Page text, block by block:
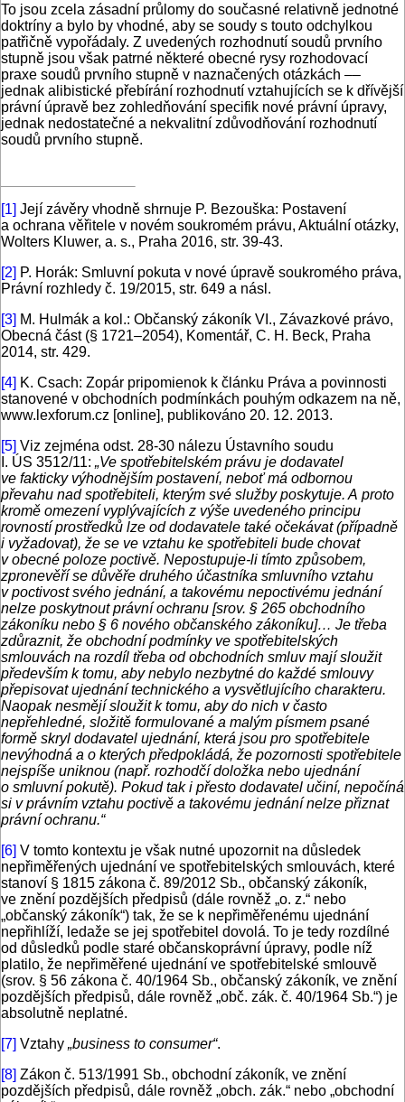
To jsou zcela zásadní průlomy do současné relativně jednotné
doktríny a bylo by vhodné, aby se soudy s touto odchylkou
patřičně vypořádaly. Z uvedených rozhodnutí soudů prvního
stupně jsou však patrné některé obecné rysy rozhodovací
praxe soudů prvního stupně v naznačených otázkách –‒
jednak alibistické přebírání rozhodnutí vztahujících se k dřívější
právní úpravě bez zohledňování specifik nové právní úpravy,
jednak nedostatečné a nekvalitní zdůvodňování rozhodnutí
soudů prvního stupně.
[1] Její závěry vhodně shrnuje P. Bezouška: Postavení
a ochrana věřitele v novém soukromém právu, Aktuální otázky,
Wolters Kluwer, a. s., Praha 2016, str. 39-43.
[2] P. Horák: Smluvní pokuta v nové úpravě soukromého práva,
Právní rozhledy č. 19/2015, str. 649 a násl.
[3] M. Hulmák a kol.: Občanský zákoník VI., Závazkové právo,
Obecná část (§ 1721–2054), Komentář, C. H. Beck, Praha
2014, str. 429.
[4] K. Csach: Zopár pripomienok k článku Práva a povinnosti
stanovené v obchodních podmínkách pouhým odkazem na ně,
www.lexforum.cz [online], publikováno 20. 12. 2013.
[5] Viz zejména odst. 28-30 nálezu Ústavního soudu
I. ÚS 3512/11: „Ve spotřebitelském právu je dodavatel
ve fakticky výhodnějším postavení, neboť má odbornou
převahu nad spotřebiteli, kterým své služby poskytuje. A proto
kromě omezení vyplývajících z výše uvedeného principu
rovností prostředků lze od dodavatele také očekávat (případně
i vyžadovat), že se ve vztahu ke spotřebiteli bude chovat
v obecné poloze poctivě. Nepostupuje-li tímto způsobem,
zpronevěří se důvěře druhého účastníka smluvního vztahu
v poctivost svého jednání, a takovému nepoctivému jednání
nelze poskytnout právní ochranu [srov. § 265 obchodního
zákoníku nebo § 6 nového občanského zákoníku]… Je třeba
zdůraznit, že obchodní podmínky ve spotřebitelských
smlouvách na rozdíl třeba od obchodních smluv mají sloužit
především k tomu, aby nebylo nezbytné do každé smlouvy
přepisovat ujednání technického a vysvětlujícího charakteru.
Naopak nesmějí sloužit k tomu, aby do nich v často
nepřehledné, složitě formulované a malým písmem psané
formě skryl dodavatel ujednání, která jsou pro spotřebitele
nevýhodná a o kterých předpokládá, že pozornosti spotřebitele
nejspíše uniknou (např. rozhodčí doložka nebo ujednání
o smluvní pokutě). Pokud tak i přesto dodavatel učiní, nepočíná
si v právním vztahu poctivě a takovému jednání nelze přiznat
právní ochranu.“
[6] V tomto kontextu je však nutné upozornit na důsledek
nepřiměřených ujednání ve spotřebitelských smlouvách, které
stanoví § 1815 zákona č. 89/2012 Sb., občanský zákoník,
ve znění pozdějších předpisů (dále rovněž „o. z.“ nebo
„občanský zákoník“) tak, že se k nepřiměřenému ujednání
nepřihlíží, ledaže se jej spotřebitel dovolá. To je tedy rozdílné
od důsledků podle staré občanskoprávní úpravy, podle níž
platilo, že nepřiměřené ujednání ve spotřebitelské smlouvě
(srov. § 56 zákona č. 40/1964 Sb., občanský zákoník, ve znění
pozdějších předpisů, dále rovněž „obč. zák. č. 40/1964 Sb.“) je
absolutně neplatné.
[7] Vztahy „business to consumer“.
[8] Zákon č. 513/1991 Sb., obchodní zákoník, ve znění
pozdějších předpisů, dále rovněž „obch. zák.“ nebo „obchodní